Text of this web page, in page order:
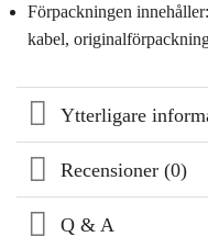
Förpackningen
kabel,
Ytterligare
Recensioner (0)
Q & A